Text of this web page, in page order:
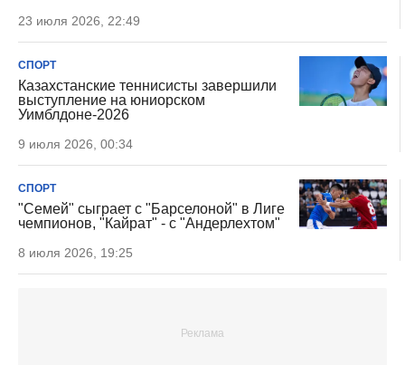
23 июля 2026, 22:49
СПОРТ
Казахстанские теннисисты завершили
выступление на юниорском
Уимблдоне-2026
9 июля 2026, 00:34
СПОРТ
"Семей" сыграет с "Барселоной" в Лиге
чемпионов, "Кайрат" - с "Андерлехтом"
8 июля 2026, 19:25